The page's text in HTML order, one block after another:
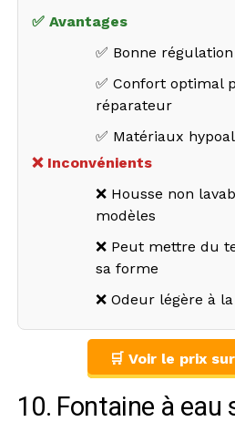
✅ Avantages
✅ Bonne
✅ Confort optimal
réparateur
✅ Matériaux
❌ Inconvénients
❌ Housse non
modèles
❌ Peut mettre du
sa forme
❌ Odeur légère à
🛒 Voir le prix
10. Fontaine à eau